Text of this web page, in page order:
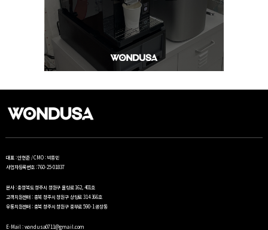
대표 : 안현준 / CMO : 박종민
사업자등록번호 : 760-25-01837
본사 : 충청북도 청주시 청원구 율량로 162, 401호
고객지원센터 : 충북 청주시 청원구 상당로 314 366호
유통지원센터 : 충북 청주시 청원구 중부로 590-1 공장동
E-Mail : wondusa0711@gmail.com